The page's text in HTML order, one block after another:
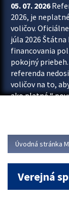
05. 07. 2026
2026, je
voličov.
júla 2026
financovania
pokojný
referenda
voličov na to,
ako platné,“
a kontrolu
Úvodná stránka
Verejná